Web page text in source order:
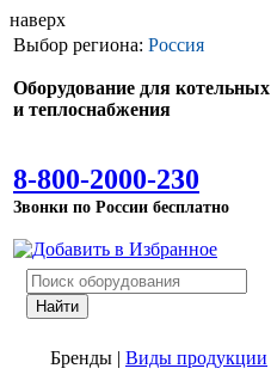
наверх
Выбор региона: Россия
Оборудование для котельных
и теплоснабжения
8-800-2000-230
Звонки по России бесплатно
Бренды | Виды продукции